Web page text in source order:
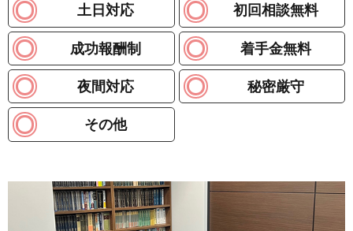
土日対応 初回相談無料
成功報酬制 着手金無料
夜間対応 秘密厳守
その他